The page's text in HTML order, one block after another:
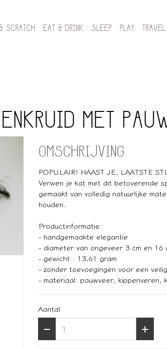
SCRATCH EAT & DRINK SLEEP PLAY TRAVEL
MET
OMSCHRIJVING
POPULAIR! HAAST JE, LAATSTE
Verwen je kat met dit betoverende
gemaakt van volledig natuurlijke
houden.
Productinformatie:
- handgemaakte elegantie
- diameter van ongeveer 3 cm en 16
- gewicht : 13,61 gram
- zonder toevoegingen voor een
- materiaal: pauwveer,
Aantal